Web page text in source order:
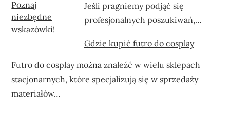
Jeśli pragniemy podjąć się
profesjonalnych poszukiwań,…
Gdzie kupić futro do cosplay
Futro do cosplay można znaleźć w wielu sklepach
stacjonarnych, które specjalizują się w sprzedaży
materiałów…